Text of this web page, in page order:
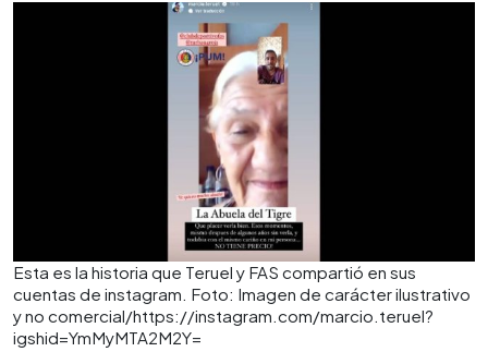
Esta es la historia que Teruel y FAS compartió en sus
cuentas de instagram. Foto: Imagen de carácter ilustrativo
y no comercial/https://instagram.com/marcio.teruel?
igshid=YmMyMTA2M2Y=